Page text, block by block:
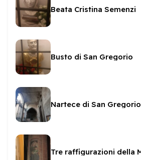
Beata Cristina Semenzi
Busto di San Gregorio
Nartece di San Gregorio